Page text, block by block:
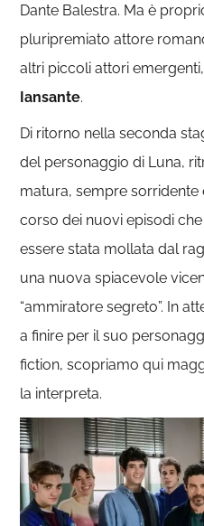
Dante Balestra. Ma è
pluripremiato attore
altri piccoli attori
Iansante.
Di ritorno nella seconda
del personaggio di Luna,
matura, sempre sorridente
corso dei nuovi episodi
essere stata mollata dal
una nuova spiacevole
“ammiratore segreto”. In
a finire per il suo
fiction, scopriamo qui
la interpreta.